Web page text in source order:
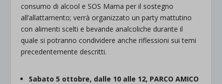
consumo di alcool e SOS Mama per il sostegno
all’allattamento; verrà organizzato un party mattutino
con alimenti scelti e bevande analcoliche durante il
quale si potranno condividere anche riflessioni sui temi
precedentemente descritti.
Sabato 5 ottobre, dalle 10 alle 12, PARCO AMICO